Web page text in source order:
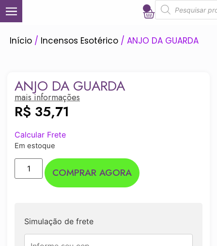
Início / Incensos Esotérico / ANJO DA GUARDA
ANJO DA GUARDA
mais informações
R$ 35,71
Calcular Frete
Em estoque
COMPRAR AGORA
Simulação de frete